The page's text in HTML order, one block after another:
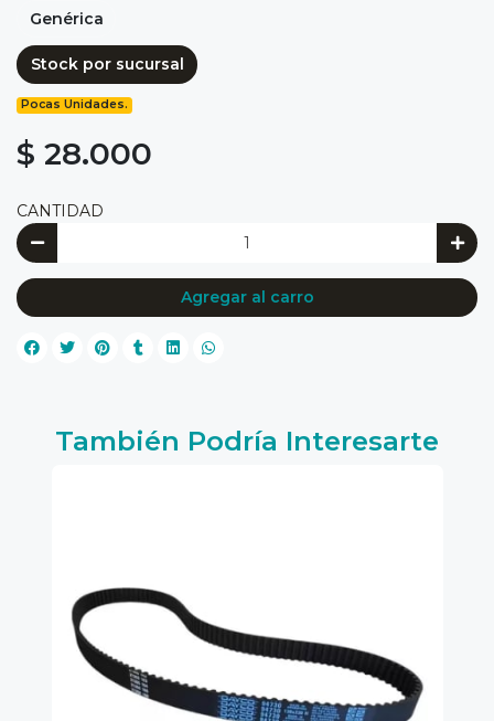
Genérica
Stock por sucursal
Pocas Unidades.
$ 28.000
CANTIDAD
Agregar al carro
También Podría Interesarte